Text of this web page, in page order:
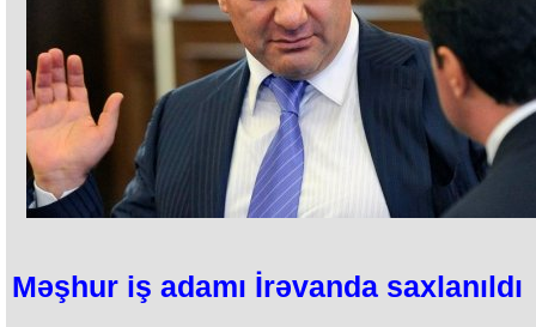
Məşhur iş adamı İrəvanda saxlanıldı